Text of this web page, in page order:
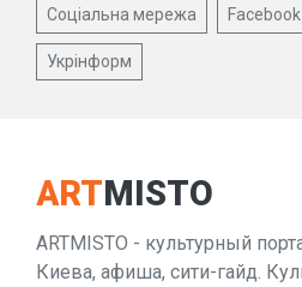
Соціальна мережа Facebook
Укрінформ
ARTMISTO
ARTMISTO - культурный
Киева, афиша, сити-гайд.